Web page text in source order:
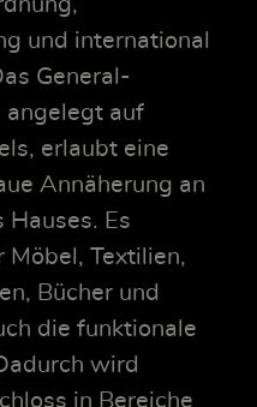
und international
General-
angelegt auf
erlaubt eine
Annäherung an
Hauses. Es
Möbel, Textilien,
Bücher und
die funktionale
wird
in Bereiche